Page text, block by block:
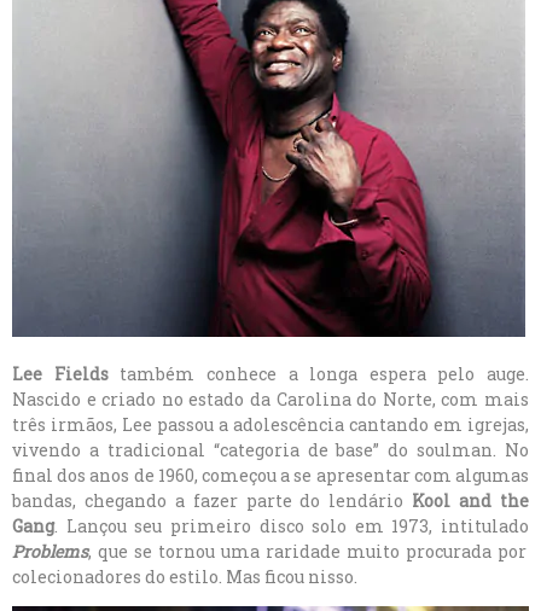
Lee Fieldstambém conhece a longa espera pelo auge.
Nascido e criado no estado da Carolina do Norte, com mais
três irmãos, Lee passou a adolescência cantando em igrejas,
vivendo a tradicional “categoria de base” do soulman. No
final dos anos de 1960, começou a se apresentar com algumas
bandas, chegando a fazer parte do lendário Kool and the
Gang. Lançou seu primeiro disco solo em 1973, intitulado
Problems, que se tornou uma raridade muito procurada por
colecionadores do estilo. Mas ficou nisso.